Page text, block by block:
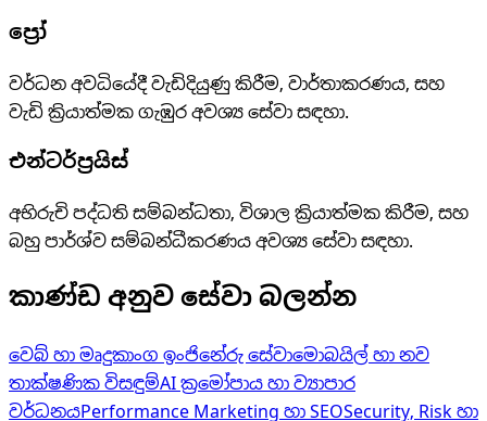
ප්‍රෝ
වර්ධන අවධියේදී වැඩිදියුණු කිරීම, වාර්තාකරණය, සහ
වැඩි ක්‍රියාත්මක ගැඹුර අවශ්‍ය සේවා සඳහා.
එන්ටර්ප්‍රයිස්
අභිරුචි පද්ධති සම්බන්ධතා, විශාල ක්‍රියාත්මක කිරීම, සහ
බහු පාර්ශ්ව සම්බන්ධීකරණය අවශ්‍ය සේවා සඳහා.
කාණ්ඩ අනුව සේවා බලන්න
වෙබ් හා මෘදුකාංග ඉංජිනේරු සේවාමොබයිල් හා නව
තාක්ෂණික විසඳුම්AI ක්‍රමෝපාය හා ව්‍යාපාර
වර්ධනයPerformance Marketing හා SEOSecurity, Risk හා